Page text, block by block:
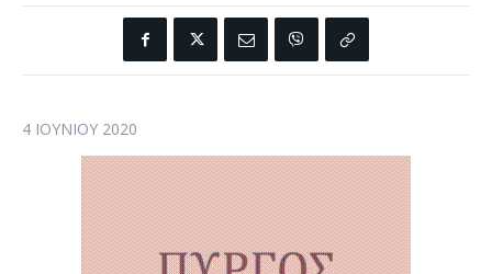
4 ΙΟΥΝΊΟΥ 2020